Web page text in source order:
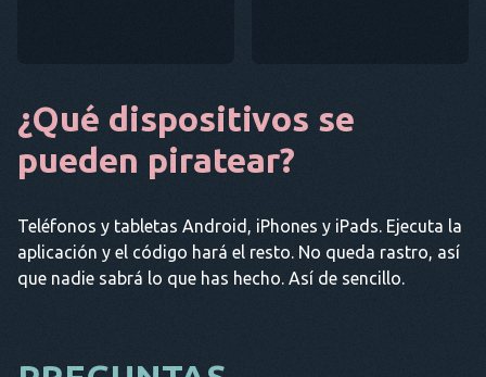
¿Qué dispositivos se
pueden piratear?
Teléfonos y tabletas Android, iPhones y iPads. Ejecuta la
aplicación y el código hará el resto. No queda rastro, así
que nadie sabrá lo que has hecho. Así de sencillo.